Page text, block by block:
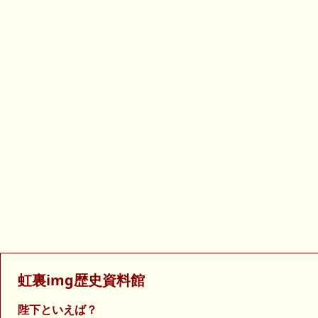
虹裏img歴史資料館
陛下といえば？